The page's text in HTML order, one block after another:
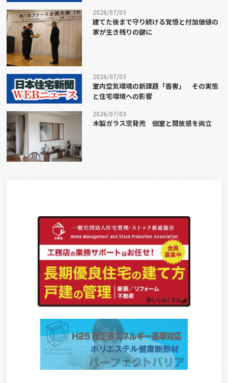
2026/07/03
建てた後まで守り続ける覚悟と付加価値の
家が生き残りの鍵に
2026/07/03
室内空気環境の新課題「香害」 その実態
と住宅環境への影響
2026/07/03
木製ガラス窓発売 個室と開放感を両立